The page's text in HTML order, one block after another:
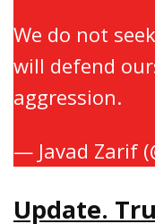
We do not
will defend
aggression.
— Javad Zarif
Update.